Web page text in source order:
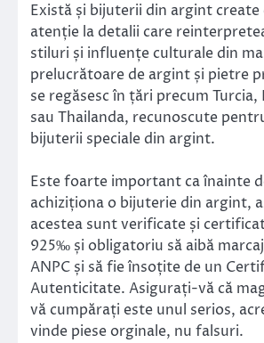
Există și bijuterii din argint create
atenție la detalii care
stiluri și influențe culturale din
prelucrătoare de argint și pietre
se regăsesc în țări precum
sau Thailanda, recunoscute
bijuterii speciale din argint.
Este foarte important ca înainte
achiziționa o bijuterie din argint,
acestea sunt verificate și
925‰ și obligatoriu să aibă
ANPC și să fie însoțite de un
Autenticitate. Asigurați-vă că
vă cumpărați este unul serios,
vinde piese orginale, nu falsuri.